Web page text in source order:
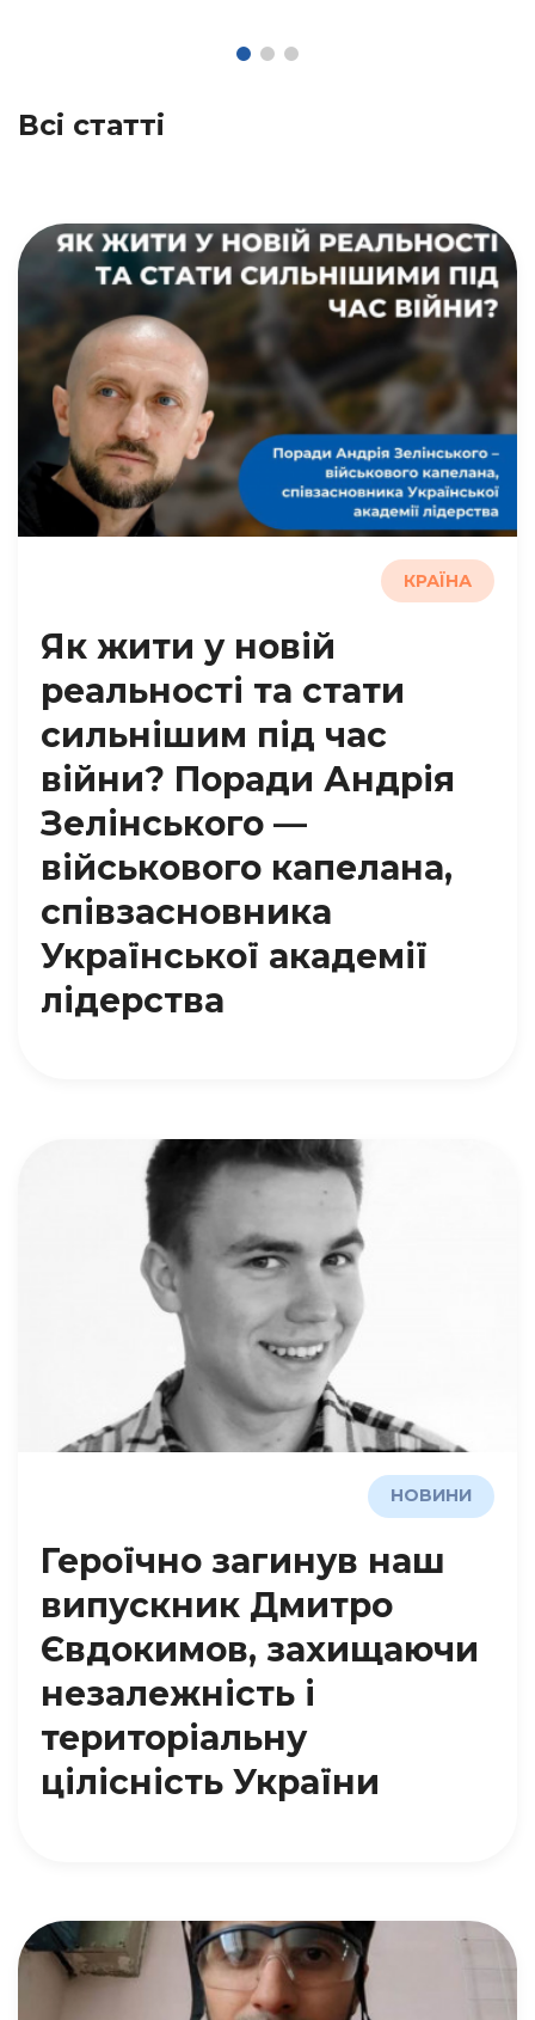
Всі статті
КРАЇНА
Як жити у новій
реальності та стати
сильнішим під час
війни? Поради Андрія
Зелінського —
військового капелана,
співзасновника
Української академії
лідерства
НОВИНИ
Героїчно загинув наш
випускник Дмитро
Євдокимов, захищаючи
незалежність і
територіальну
цілісність України